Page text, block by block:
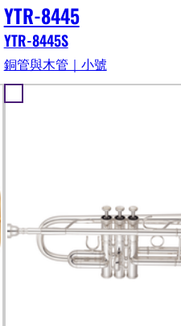
YTR-8445
YTR-8445S
銅管與木管｜小號